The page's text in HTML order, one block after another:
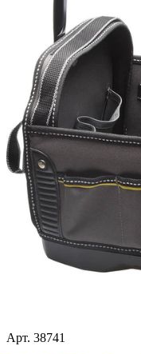
Арт. 38741